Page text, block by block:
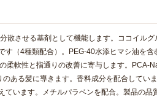
散させる基剤として機能します。ココイル
す（4種類配合）。PEG-40水添ヒマシ油を
柔軟性と指通りの改善に寄与します。PCA-
ある髪に導きます。香料成分を配合してい
います。メチルパラベンを配合。製品の品